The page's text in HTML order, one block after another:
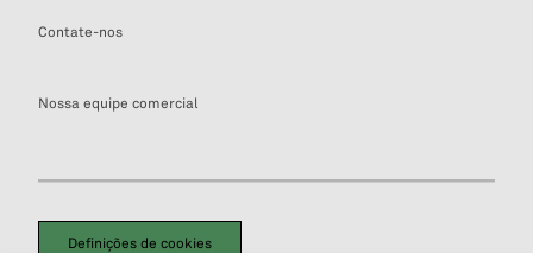
Contate-nos
Nossa equipe comercial
Definições de cookies